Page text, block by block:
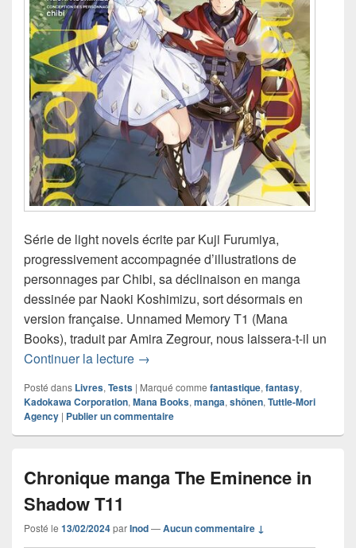
Série de light novels écrite par Kuji Furumiya,
progressivement accompagnée d’illustrations de
personnages par Chibi, sa déclinaison en manga
dessinée par Naoki Koshimizu, sort désormais en
version française. Unnamed Memory T1 (Mana
Books), traduit par Amira Zegrour, nous laissera-t-il un
Continuer la lecture Chronique manga Unnamed Memory
→
Posté dans Livres,Tests | Marqué comme fantastique,fantasy,
Kadokawa Corporation,Mana Books,manga,shônen,Tuttle-Mori
Agency | Publier un commentaire
Chronique manga The Eminence in
Shadow T11
Posté le 13/02/2024parInod—Aucun commentaire ↓